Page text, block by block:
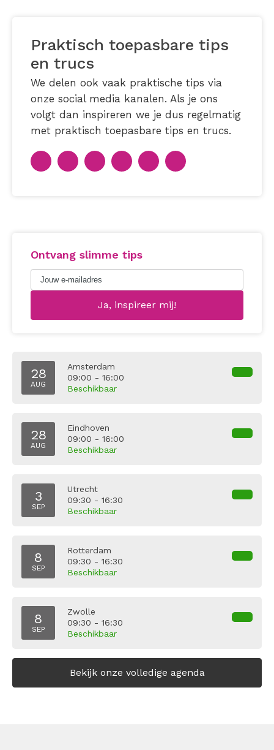
Praktisch toepasbare tips
en trucs
We delen ook vaak praktische tips via
onze social media kanalen. Als je ons
volgt dan inspireren we je dus regelmatig
met praktisch toepasbare tips en trucs.
Ontvang slimme tips
28
AUG
Amsterdam
09:00 - 16:00
Beschikbaar
28
AUG
Eindhoven
09:00 - 16:00
Beschikbaar
3
SEP
Utrecht
09:30 - 16:30
Beschikbaar
8
SEP
Rotterdam
09:30 - 16:30
Beschikbaar
8
SEP
Zwolle
09:30 - 16:30
Beschikbaar
Bekijk onze volledige agenda